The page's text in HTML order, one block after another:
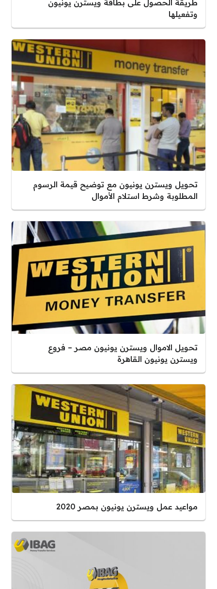
طريقة الحصول على بطاقة ويسترن يونيون
وتفعيلها
تحويل ويسترن يونيون مع توضيح قيمة الرسوم
المطلوبة وشرط استلام الأموال
تحويل الاموال ويسترن يونيون مصر – فروع
ويسترن يونيون القاهرة
مواعيد عمل ويسترن يونيون بمصر 2020